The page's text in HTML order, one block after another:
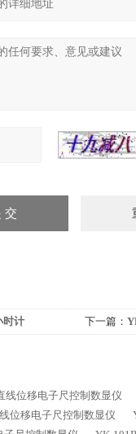
时计 下一篇：
线位移电子尺控制数显仪
位移电子尺控制数显仪